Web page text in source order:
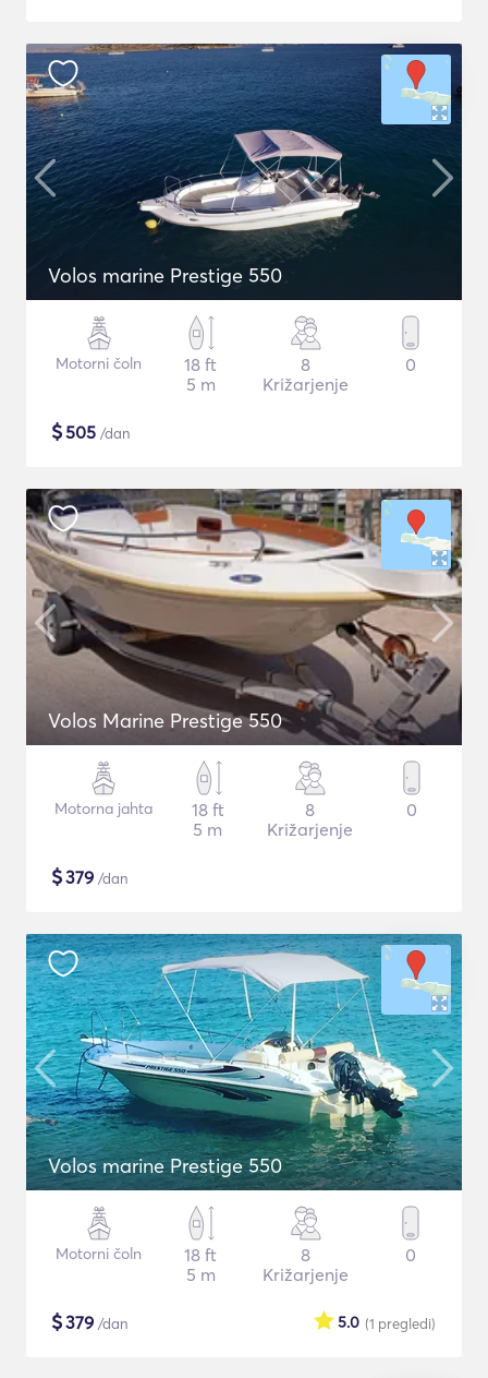
Volos marine Prestige 550
Motorni čoln
18 ft
5 m
8
Križarjenje
0
$505 /dan
Volos Marine Prestige 550
Motorna jahta
18 ft
5 m
8
Križarjenje
0
$379 /dan
Volos marine Prestige 550
Motorni čoln
18 ft
5 m
8
Križarjenje
0
$379 /dan (1 pregledi)
5.0